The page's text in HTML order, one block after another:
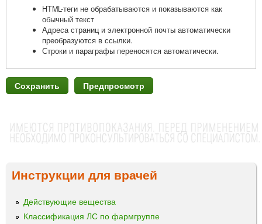
HTML-теги не обрабатываются и показываются как
обычный текст
Адреса страниц и электронной почты автоматически
преобразуются в ссылки.
Строки и параграфы переносятся автоматически.
Инструкции для врачей
Действующие вещества
Классификация ЛС по фармгруппе